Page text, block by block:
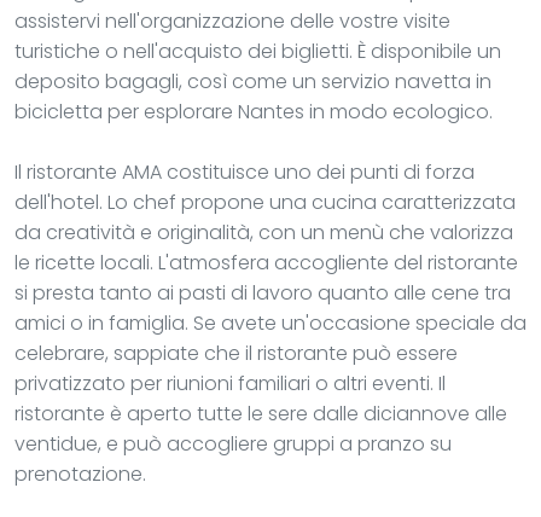
assistervi nell'organizzazione delle vostre visite
turistiche o nell'acquisto dei biglietti. È disponibile un
deposito bagagli, così come un servizio navetta in
bicicletta per esplorare Nantes in modo ecologico.
Il ristorante AMA costituisce uno dei punti di forza
dell'hotel. Lo chef propone una cucina caratterizzata
da creatività e originalità, con un menù che valorizza
le ricette locali. L'atmosfera accogliente del ristorante
si presta tanto ai pasti di lavoro quanto alle cene tra
amici o in famiglia. Se avete un'occasione speciale da
celebrare, sappiate che il ristorante può essere
privatizzato per riunioni familiari o altri eventi. Il
ristorante è aperto tutte le sere dalle diciannove alle
ventidue, e può accogliere gruppi a pranzo su
prenotazione.